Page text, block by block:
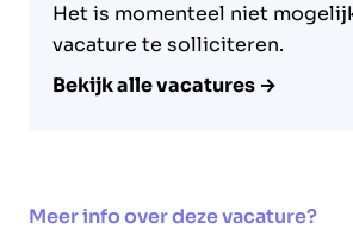
Het is momenteel niet
vacature te solliciteren.
Bekijk alle vacatures →
Meer info over deze vacature?